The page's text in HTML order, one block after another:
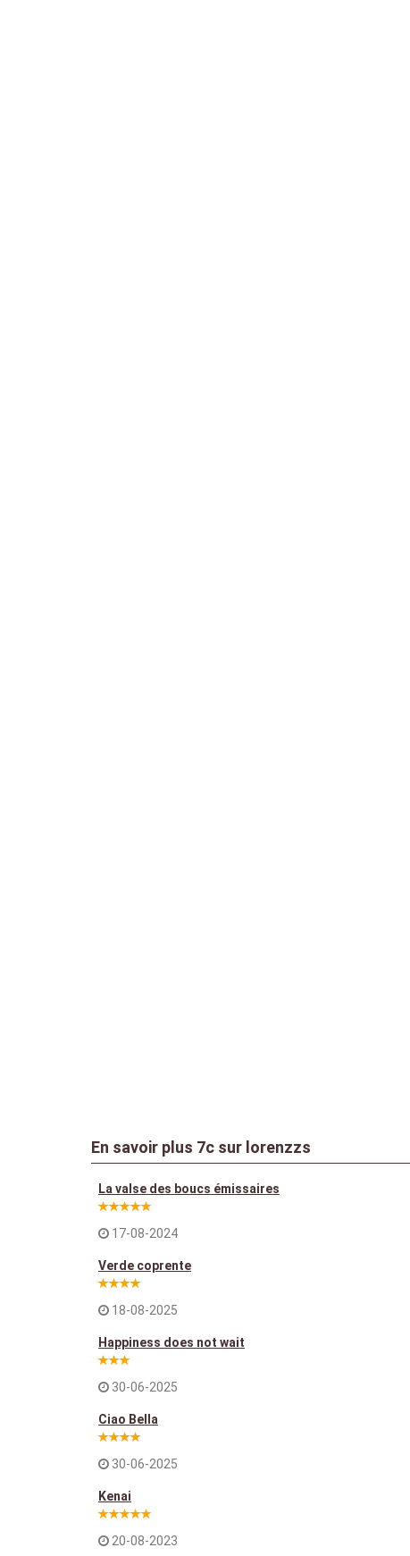
En savoir plus 7c sur lorenzzs
La valse des boucs émissaires
17-08-2024
Verde coprente
18-08-2025
Happiness does not wait
30-06-2025
Ciao Bella
30-06-2025
Kenai
20-08-2023